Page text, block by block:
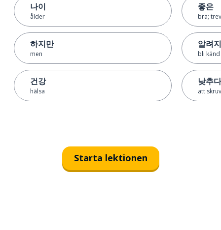
나이
ålder
하지만
men
건강
hälsa
좋은
bra;
알려
bli känd
낮추다
att
Starta lektionen